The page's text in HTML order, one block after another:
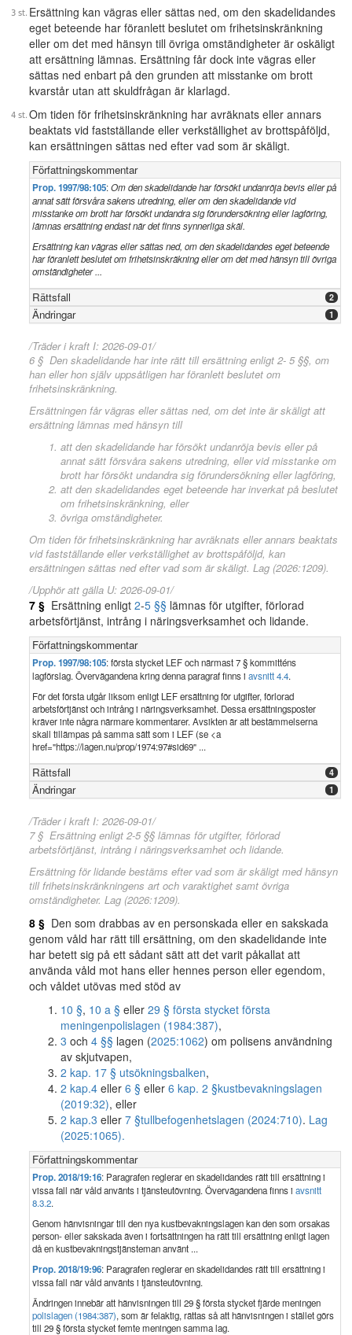
Ersättning kan vägras eller sättas ned, om den skadelidandes
eget beteende har föranlett beslutet om frihetsinskränkning
eller om det med hänsyn till övriga omständigheter är oskäligt
att ersättning lämnas. Ersättning får dock inte vägras eller
sättas ned enbart på den grunden att misstanke om brott
kvarstår utan att skuldfrågan är klarlagd.
Om tiden för frihetsinskränkning har avräknats eller annars
beaktats vid fastställande eller verkställighet av brottspåföljd,
kan ersättningen sättas ned efter vad som är skäligt.
Författningskommentar
Prop. 1997/98:105:Om den skadelidande har försökt undanröja bevis eller på
annat sätt försvåra sakens utredning, eller om den skadelidande vid
misstanke om brott har försökt undandra sig förundersökning eller lagföring,
lämnas ersättning endast när det finns synnerliga skäl.
Ersättning kan vägras eller sättas ned, om den skadelidandes eget beteende
har föranlett beslutet om frihetsinskräkning eller om det med hänsyn till övriga
omständigheter ...
Rättsfall 2
Ändringar 1
/Träder i kraft I: 2026-09-01/
6 § Den skadelidande har inte rätt till ersättning enligt 2- 5 §§, om
han eller hon själv uppsåtligen har föranlett beslutet om
frihetsinskränkning.
Ersättningen får vägras eller sättas ned, om det inte är skäligt att
ersättning lämnas med hänsyn till
att den skadelidande har försökt undanröja bevis eller på
annat sätt försvåra sakens utredning, eller vid misstanke om
brott har försökt undandra sig förundersökning eller lagföring,
att den skadelidandes eget beteende har inverkat på beslutet
om frihetsinskränkning, eller
övriga omständigheter.
Om tiden för frihetsinskränkning har avräknats eller annars beaktats
vid fastställande eller verkställighet av brottspåföljd, kan
ersättningen sättas ned efter vad som är skäligt. Lag (2026:1209).
/Upphör att gälla U: 2026-09-01/
7 § Ersättning enligt 2-5 §§ lämnas för utgifter, förlorad
arbetsförtjänst, intrång i näringsverksamhet och lidande.
Författningskommentar
Prop. 1997/98:105: första stycket LEF och närmast 7 § kommitténs
lagförslag. Övervägandena kring denna paragraf finns i avsnitt 4.4.
För det första utgår liksom enligt LEF ersättning för utgifter, förlorad
arbetsförtjänst och intrång i näringsverksamhet. Dessa ersättningsposter
kräver inte några närmare kommentarer. Avsikten är att bestämmelserna
skall tillämpas på samma sätt som i LEF (se <a
href="https://lagen.nu/prop/1974:97#sid69" ...
Rättsfall 4
Ändringar 1
/Träder i kraft I: 2026-09-01/
7 § Ersättning enligt 2-5 §§ lämnas för utgifter, förlorad
arbetsförtjänst, intrång i näringsverksamhet och lidande.
Ersättning för lidande bestäms efter vad som är skäligt med hänsyn
till frihetsinskränkningens art och varaktighet samt övriga
omständigheter. Lag (2026:1209).
8 § Den som drabbas av en personskada eller en sakskada
genom våld har rätt till ersättning, om den skadelidande inte
har betett sig på ett sådant sätt att det varit påkallat att
använda våld mot hans eller hennes person eller egendom,
och våldet utövas med stöd av
10 §, 10 a § eller 29 § första stycket första
meningenpolislagen (1984:387),
3 och 4 §§ lagen (2025:1062) om polisens användning
av skjutvapen,
2 kap. 17 § utsökningsbalken,
2 kap.4 eller 6 § eller 6 kap. 2 §kustbevakningslagen
(2019:32), eller
2 kap.3 eller 7 §tullbefogenhetslagen (2024:710). Lag
(2025:1065).
Författningskommentar
Prop. 2018/19:16: Paragrafen reglerar en skadelidandes rätt till ersättning i
vissa fall när våld använts i tjänsteutövning. Övervägandena finns i avsnitt
8.3.2.
Genom hänvisningar till den nyakustbevakningslagenkan den som orsakas
person- eller sakskada även i fortsättningen ha rätt till ersättning enligt lagen
då en kustbevakningstjänsteman använt ...
Prop. 2018/19:96: Paragrafen reglerar en skadelidandes rätt till ersättning i
vissa fall när våld använts i tjänsteutövning.
Ändringen innebär att hänvisningen till 29 § första stycket fjärde meningen
polislagen (1984:387), som är felaktig, rättas så att hänvisningen i stället görs
till 29 § första stycket femte meningen samma lag.